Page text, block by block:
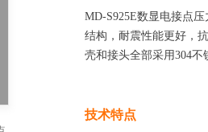
MD-S925E数显电接点
结构，耐震性能更好，
壳和接头全部采用304不
技术特点